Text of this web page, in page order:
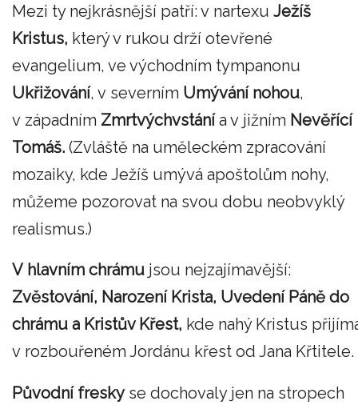
Mezi ty nejkrásnější patří: v nartexu Ježíš
Kristus, který v rukou drží otevřené
evangelium, ve východním tympanonu
Ukřižování, v severním Umývání nohou,
v západním Zmrtvýchvstánía v jižním Nevěřící
Tomáš. (Zvláště na uměleckém zpracování
mozaiky, kde Ježíš umývá apoštolům nohy,
můžeme pozorovat na svou dobu neobvyklý
realismus.)
V hlavním chrámu jsou nejzajímavější:
Zvěstování, Narození Krista, Uvedení Páně do
chrámu a Kristův Křest, kde nahý Kristus
v rozbouřeném Jordánu křest od Jana Křtitele.
Původní freskyse dochovaly jen na stropech